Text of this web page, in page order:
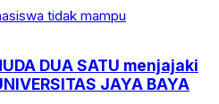
DUA SATU menjajaki
JAYA BAYA